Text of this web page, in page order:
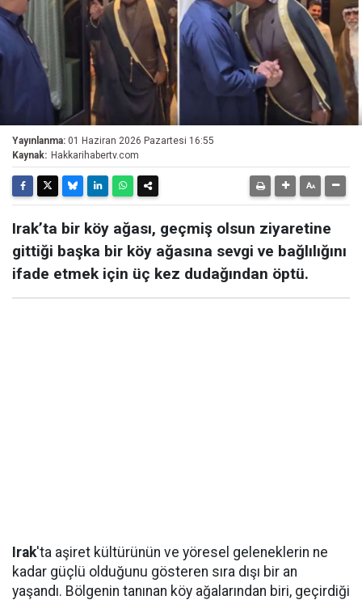
Yayınlanma: 01 Haziran 2026 Pazartesi 16:55
Kaynak: Hakkarihabertv.com
Irak’ta bir köy ağası, geçmiş olsun ziyaretine
gittiği başka bir köy ağasına sevgi ve bağlılığını
ifade etmek için üç kez dudağından öptü.
Irak'ta aşiret kültürünün ve yöresel geleneklerin ne
kadar güçlü olduğunu gösteren sıra dışı bir an
yaşandı. Bölgenin tanınan köy ağalarından biri, geçirdiği